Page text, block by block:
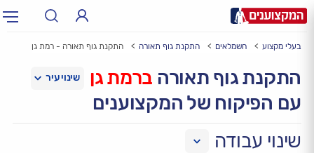
עירעיר: תל אביב, חיפה…
בעלי מקצוע חשמלאים התקנת גוף תאורה התקנת גוף תאורה - רמת גן
התקנת גוף תאורה ברמת גן
עם הפיקוח של המקצוענים
שינוי עבודה